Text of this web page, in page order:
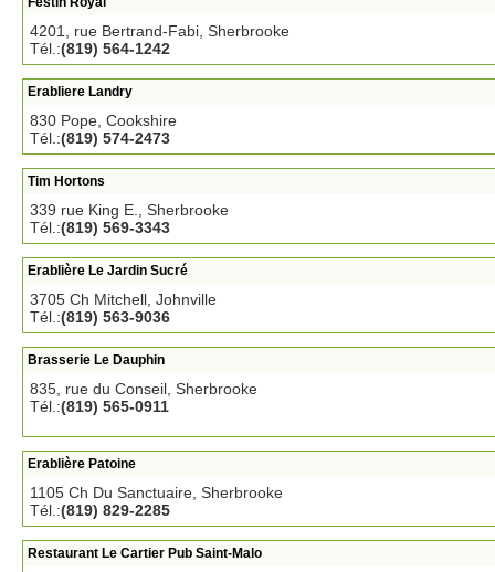
4201, rue Bertrand-Fabi, Sherbrooke
Tél.:(819) 564-1242
Erabliere Landry
830 Pope, Cookshire
Tél.:(819) 574-2473
Tim Hortons
339 rue King E., Sherbrooke
Tél.:(819) 569-3343
Erablière Le Jardin Sucré
3705 Ch Mitchell, Johnville
Tél.:(819) 563-9036
Brasserie Le Dauphin
835, rue du Conseil, Sherbrooke
Tél.:(819) 565-0911
Erablière Patoine
1105 Ch Du Sanctuaire, Sherbrooke
Tél.:(819) 829-2285
Restaurant Le Cartier Pub Saint-Malo